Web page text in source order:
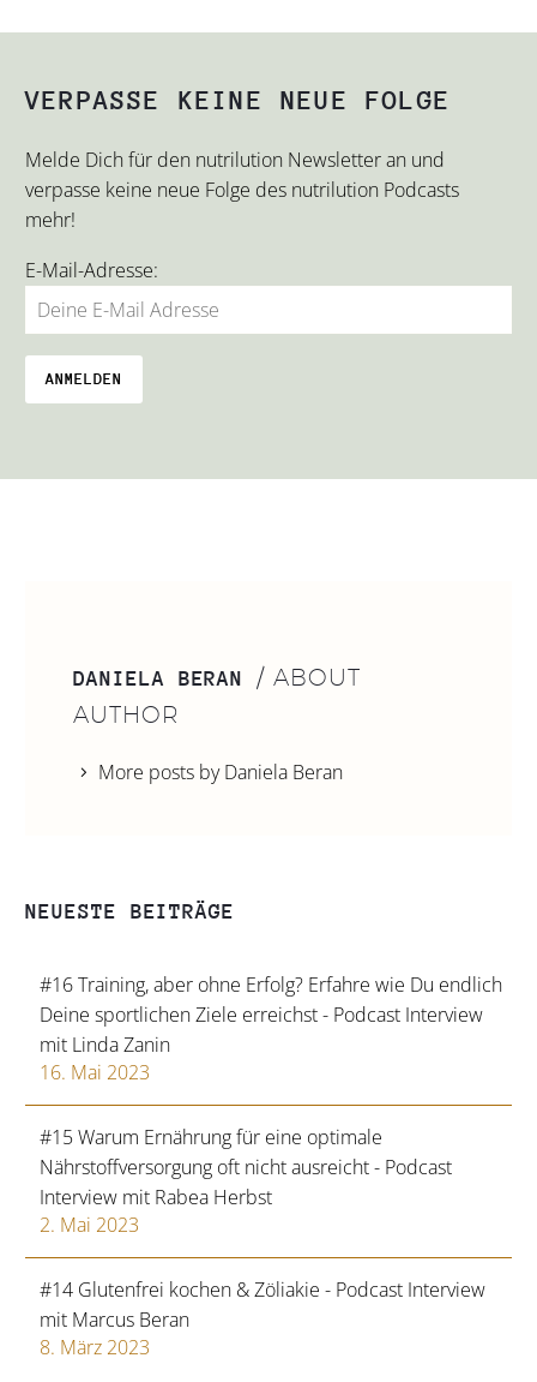
VERPASSE KEINE NEUE FOLGE
Melde Dich für den nutrilution Newsletter an und
verpasse keine neue Folge des nutrilution Podcasts
mehr!
E-Mail-Adresse:
DANIELA BERAN/ ABOUT
AUTHOR
More posts by Daniela Beran
NEUESTE BEITRÄGE
#16 Training, aber ohne Erfolg? Erfahre wie Du endlich
Deine sportlichen Ziele erreichst - Podcast Interview
mit Linda Zanin
16. Mai 2023
#15 Warum Ernährung für eine optimale
Nährstoffversorgung oft nicht ausreicht - Podcast
Interview mit Rabea Herbst
2. Mai 2023
#14 Glutenfrei kochen & Zöliakie - Podcast Interview
mit Marcus Beran
8. März 2023